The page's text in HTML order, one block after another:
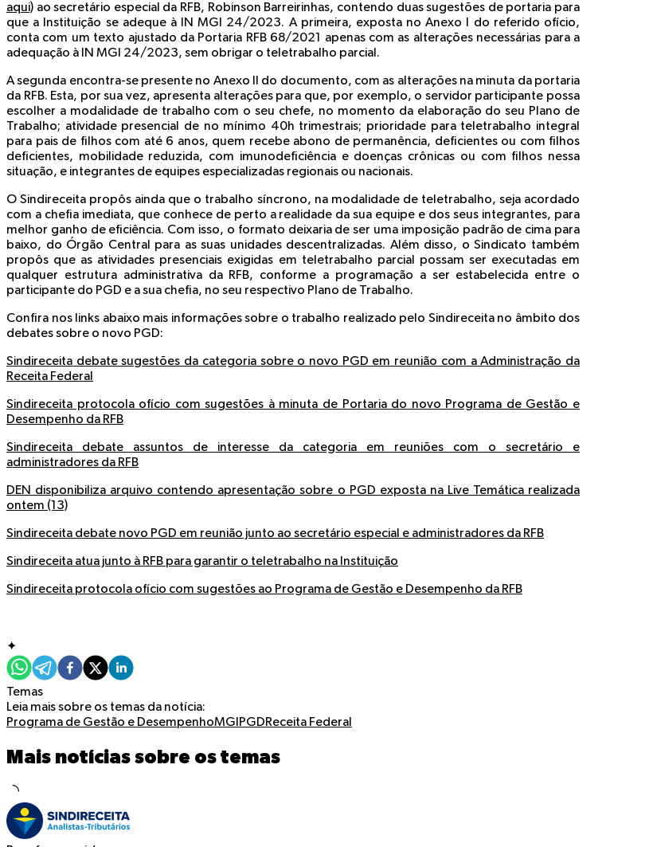
aqui) ao secretário especial da RFB, Robinson Barreirinhas, contendo duas sugestões de portaria para
que a Instituição se adeque à IN MGI 24/2023. A primeira, exposta no Anexo I do referido ofício,
conta com um texto ajustado da Portaria RFB 68/2021 apenas com as alterações necessárias para a
adequação à IN MGI 24/2023, sem obrigar o teletrabalho parcial.
A segunda encontra-se presente no Anexo II do documento, com as alterações na minuta da portaria
da RFB. Esta, por sua vez, apresenta alterações para que, por exemplo, o servidor participante possa
escolher a modalidade de trabalho com o seu chefe, no momento da elaboração do seu Plano de
Trabalho; atividade presencial de no mínimo 40h trimestrais; prioridade para teletrabalho integral
para pais de filhos com até 6 anos, quem recebe abono de permanência, deficientes ou com filhos
deficientes, mobilidade reduzida, com imunodeficiência e doenças crônicas ou com filhos nessa
situação, e integrantes de equipes especializadas regionais ou nacionais.
O Sindireceita propôs ainda que o trabalho síncrono, na modalidade de teletrabalho, seja acordado
com a chefia imediata, que conhece de perto a realidade da sua equipe e dos seus integrantes, para
melhor ganho de eficiência. Com isso, o formato deixaria de ser uma imposição padrão de cima para
baixo, do Órgão Central para as suas unidades descentralizadas. Além disso, o Sindicato também
propôs que as atividades presenciais exigidas em teletrabalho parcial possam ser executadas em
qualquer estrutura administrativa da RFB, conforme a programação a ser estabelecida entre o
participante do PGD e a sua chefia, no seu respectivo Plano de Trabalho.
Confira nos links abaixo mais informações sobre o trabalho realizado pelo Sindireceita no âmbito dos
debates sobre o novo PGD:
Sindireceita debate sugestões da categoria sobre o novo PGD em reunião com a Administração da
Receita Federal
Sindireceita protocola ofício com sugestões à minuta de Portaria do novo Programa de Gestão e
Desempenho da RFB
Sindireceita debate assuntos de interesse da categoria em reuniões com o secretário e
administradores da RFB
DEN disponibiliza arquivo contendo apresentação sobre o PGD exposta na Live Temática realizada
ontem (13)
Sindireceita debate novo PGD em reunião junto ao secretário especial e administradores da RFB
Sindireceita atua junto à RFB para garantir o teletrabalho na Instituição
Sindireceita protocola ofício com sugestões ao Programa de Gestão e Desempenho da RFB
✦
Temas
Leia mais sobre os temas da notícia:
Programa de Gestão e DesempenhoMGI PGDReceita Federal
Mais notícias sobre os temas